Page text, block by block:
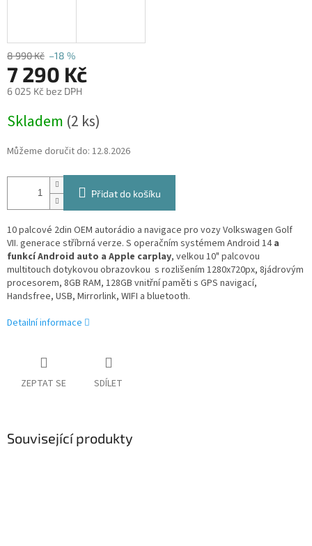
8 990 Kč –18 %
7 290 Kč
6 025 Kč bez DPH
cena:
Skladem (2 ks)
Můžeme doručit do: 12.8.2026
Přidat do košíku
10 palcové 2din OEM autorádio a navigace pro vozy Volkswagen Golf
VII. generace stříbrná verze. S operačním systémem Android 14a
funkcí Android auto a Apple carplay, velkou 10" palcovou
multitouch dotykovou obrazovkou s rozlišením 1280x720px, 8jádrovým
procesorem, 8GB RAM, 128GB vnitřní paměti s GPS navigací,
Handsfree, USB, Mirrorlink, WIFI a bluetooth.
Detailní informace
ZEPTAT SE SDÍLET
Související produkty